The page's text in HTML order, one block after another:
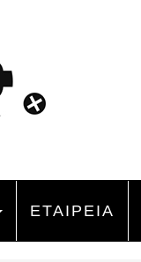
ΕΤΑΙΡΕΙΑ